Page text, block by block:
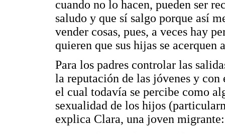
cuando no lo hacen, pueden ser
saludo y que sí salgo porque así
vender cosas, pues, a veces hay
quieren que sus hijas se
Para los padres controlar las
la reputación de las jóvenes y
el cual todavía se percibe como
sexualidad de los hijos
explica Clara, una joven migrante: